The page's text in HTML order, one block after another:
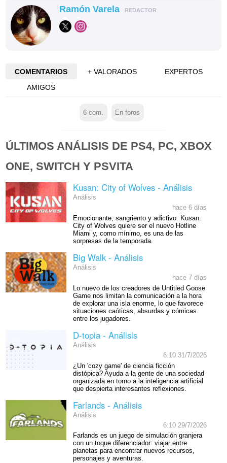
Ramón Varela REDACTOR
COMENTARIOS + VALORADOS
EXPERTOS
AMIGOS
6 com. En foros
ÚLTIMOS ANÁLISIS DE PS4, PC, XBOX
ONE, SWITCH Y PSVITA
Kusan: City of Wolves - Análisis
Análisis
hace 6 días
Emocionante, sangriento y adictivo. Kusan:
City of Wolves quiere ser el nuevo Hotline
Miami y, como mínimo, es una de las
sorpresas de la temporada.
Big Walk - Análisis
Análisis
hace 7 días
Lo nuevo de los creadores de Untitled Goose
Game nos limitan la comunicación a la hora
de explorar una isla enorme, lo que favorece
situaciones caóticas, absurdas y cómicas
entre los jugadores.
D-topia - Análisis
Análisis
6:10 31/7/2026
¿Un 'cozy game' de ciencia ficción
distópica? Ayuda a la gente de una sociedad
organizada en torno a la inteligencia artificial
que despierta interesantes reflexiones.
Farlands - Análisis
Análisis
6:10 29/7/2026
Farlands es un juego de simulación granjera
con un toque diferenciador: viajar entre
planetas para encontrar nuevos recursos,
personajes y aventuras.